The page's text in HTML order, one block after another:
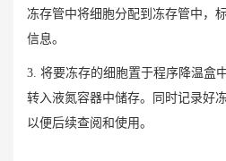
冻存管中将细胞分配到冻存管中，
信息。
3. 将要冻存的细胞置于程序降温盒
转入液氮容器中储存。同时记录好
以便后续查阅和使用。